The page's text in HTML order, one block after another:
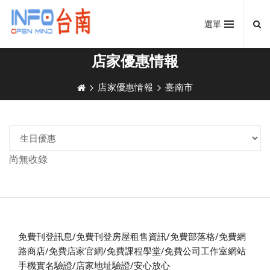
選單
店家優惠情報
店家優惠情報 臺南市
尚無收錄
免費刊登訊息/免費刊登房屋租售資訊/免費部落格/免費網
路商店/免費店家官網/免費課程學堂/免費公司工作室網站
手機實名驗證/店家地址驗證/安心放心